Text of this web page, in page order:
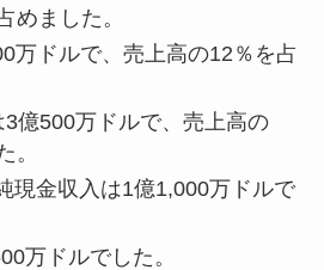
めました。
万ドルで、売上高の12％を占
億500万ドルで、売上高の
。
現金収入は1億1,000万ドルで
万ドルでした。